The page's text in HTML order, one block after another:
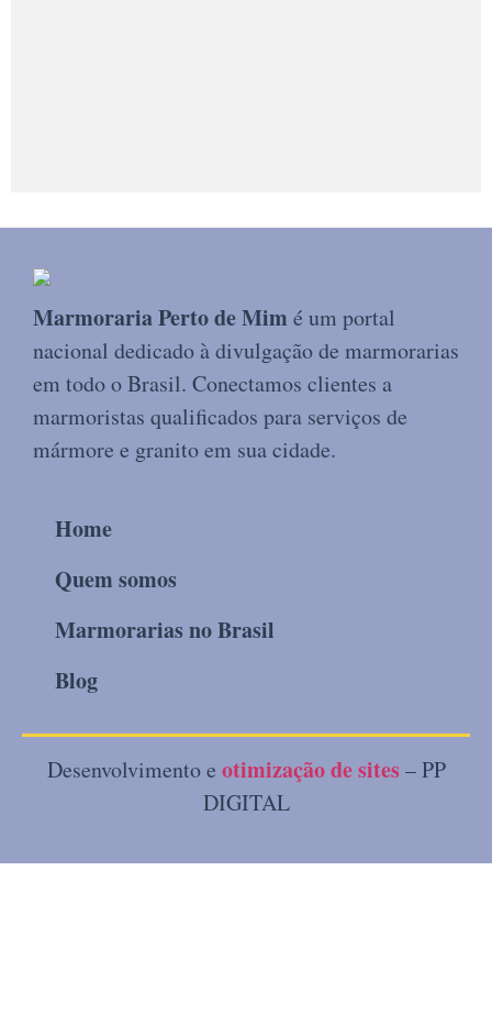
Marmoraria Perto de Mim é um portal
nacional dedicado à divulgação de marmorarias
em todo o Brasil. Conectamos clientes a
marmoristas qualificados para serviços de
mármore e granito em sua cidade.
Home
Quem somos
Marmorarias no Brasil
Blog
Desenvolvimento e otimização de sites – PP
DIGITAL